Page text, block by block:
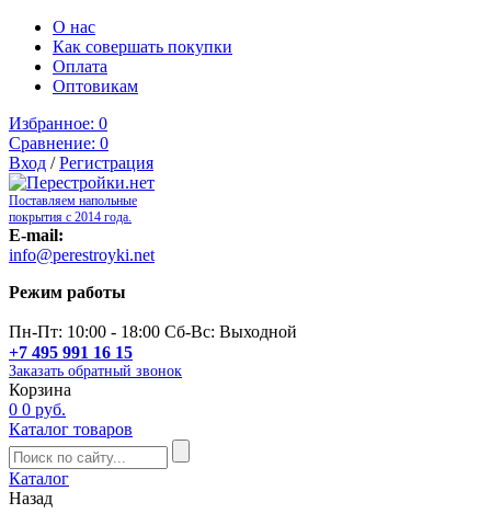
О нас
Как совершать покупки
Оплата
Оптовикам
Избранное: 0
Сравнение: 0
Вход /Регистрация
Поставляем напольные
покрытия с 2014 года.
E-mail:
info@perestroyki.net
Режим работы
Пн-Пт: 10:00 - 18:00 Сб-Вс: Выходной
+7 495 991 16 15
Заказать обратный звонок
Корзина
0 0 руб.
Каталог товаров
Каталог
Назад